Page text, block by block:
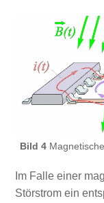
Bild 4
Im Falle einer
Störstrom ein